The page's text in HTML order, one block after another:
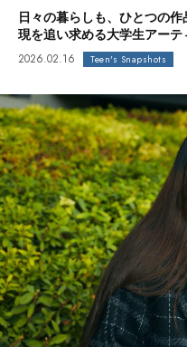
日々の暮らしも、ひとつの
現を追い求める大学生アー
2026.02.16 Teen's Snapshots